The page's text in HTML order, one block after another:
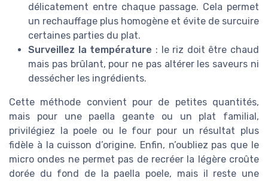
délicatement entre chaque passage. Cela permet
un rechauffage plus homogène et évite de surcuire
certaines parties du plat.
Surveillez la température : le riz doit être chaud
mais pas brûlant, pour ne pas altérer les saveurs ni
dessécher les ingrédients.
Cette méthode convient pour de petites quantités,
mais pour une paella geante ou un plat familial,
privilégiez la poele ou le four pour un résultat plus
fidèle à la cuisson d’origine. Enfin, n’oubliez pas que le
micro ondes ne permet pas de recréer la légère croûte
dorée du fond de la paella poele, mais il reste une